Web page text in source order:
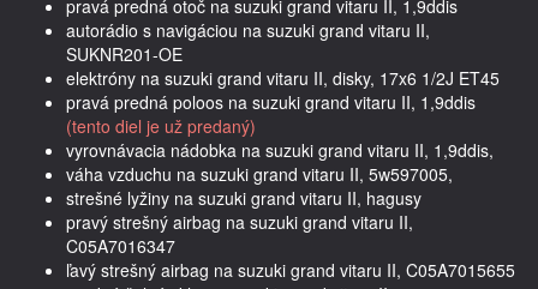
pravá predná otoč na suzuki grand vitaru II, 1,9ddis
autorádio s navigáciou na suzuki grand vitaru II,
SUKNR201-OE
elektróny na suzuki grand vitaru II, disky, 17x6 1/2J ET45
pravá predná poloos na suzuki grand vitaru II, 1,9ddis
(tento diel je už predaný)
vyrovnávacia nádobka na suzuki grand vitaru II, 1,9ddis,
váha vzduchu na suzuki grand vitaru II, 5w597005,
strešné lyžiny na suzuki grand vitaru II, hagusy
pravý strešný airbag na suzuki grand vitaru II,
C05A7016347
ľavý strešný airbag na suzuki grand vitaru II, C05A7015655